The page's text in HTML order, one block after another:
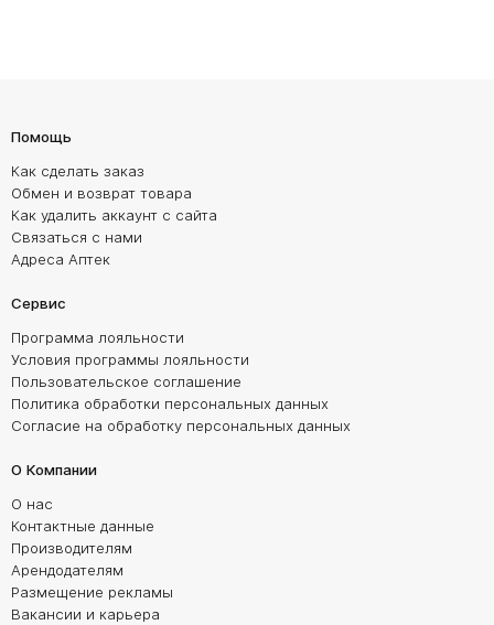
Помощь
Как сделать заказ
Обмен и возврат товара
Как удалить аккаунт с сайта
Связаться с нами
Адреса Аптек
Сервис
Программа лояльности
Условия программы лояльности
Пользовательское соглашение
Политика обработки персональных данных
Согласие на обработку персональных данных
О Компании
О нас
Контактные данные
Производителям
Арендодателям
Размещение рекламы
Вакансии и карьера